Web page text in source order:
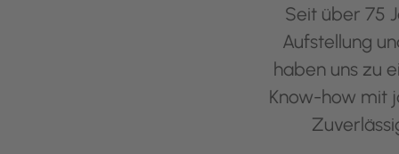
Seit über 75
Aufstellung
haben uns zu
Know-how mit